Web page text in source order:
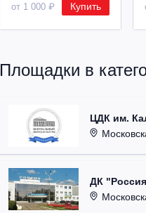
от 1 000 ₽ Купить
Площадки в
ЦДК им.
ДК